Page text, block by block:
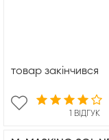
1 ВІДГУК
товар закінчився